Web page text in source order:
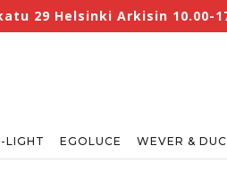
29 Helsinki Arkisin 10.00-
LIGHT EGOLUCE WEVER &